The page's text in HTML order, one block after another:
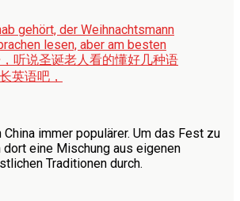
gehört, der Weihnachtsmann
lesen, aber am besten
听说圣诞老人看的懂好几种语
英语吧，
immer populärer. Um das Fest zu
eine Mischung aus eigenen
Traditionen durch.